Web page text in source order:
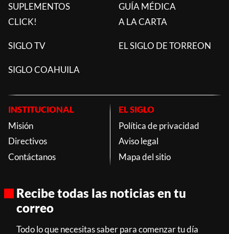
SUPLEMENTOS
CLICK!
GUÍA MÉDICA
A LA CARTA
SIGLO TV EL SIGLO DE TORREON
SIGLO COAHUILA
INSTITUCIONAL
Misión
Directivos
Contáctanos
EL SIGLO
Política de privacidad
Aviso legal
Mapa del sitio
Recibe todas las noticias en tu
correo
Todo lo que necesitas saber para comenzar tu día